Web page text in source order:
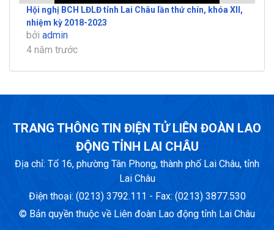
Hội nghị BCH LĐLĐ tỉnh Lai Châu lần thứ chín, khóa XII,
nhiệm kỳ 2018-2023
bởi admin
4 năm trước
TRANG THÔNG TIN ĐIỆN TỬ LIÊN ĐOÀN LAO
ĐỘNG TỈNH LAI CHÂU
Địa chỉ: Tổ 16, phường Tân Phong, thành phố Lai Châu, tỉnh
Lai Châu
Điện thoại: (0213) 3792.111 - Fax: (0213) 3877.530
© Bản quyền thuộc về Liên đoàn Lao động tỉnh Lai Châu